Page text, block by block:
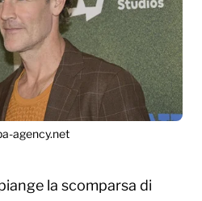
agency.net
la scomparsa di